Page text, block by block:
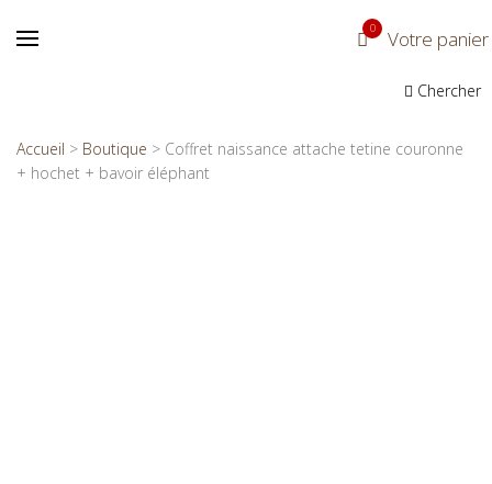
0 Votre panier
Chercher
Accueil > Boutique > Coffret naissance attache tetine couronne
+ hochet + bavoir éléphant